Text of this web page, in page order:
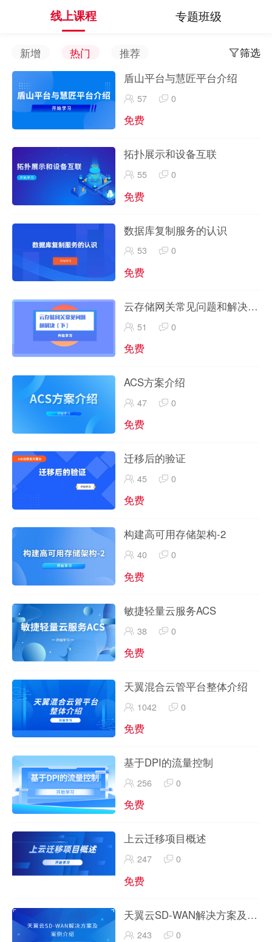
线上课程 专题班级
新增 热门 推荐
筛选
盾山平台与慧匠平台介绍
57 0
免费
拓扑展示和设备互联
55 0
免费
数据库复制服务的认识
53 0
免费
云存储网关常见问题和解决
（下）
51 0
免费
ACS方案介绍
47 0
免费
迁移后的验证
45 0
免费
构建高可用存储架构-2
40 0
免费
敏捷轻量云服务ACS
38 0
免费
天翼混合云管平台整体介绍
1042 0
免费
基于DPI的流量控制
256 0
免费
上云迁移项目概述
247 0
免费
天翼云SD-WAN解决方案及案
例介绍
243 0